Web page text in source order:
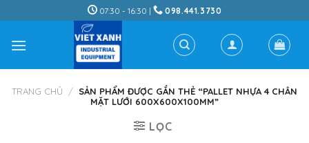
to
content
07:30 - 16:30 | 098.441.3730
TRANG CHỦ / SẢN PHẨM ĐƯỢC GẮN THẺ “PALLET NHỰA 4 CHÂN
MẶT LƯỚI 600X600X100MM”
LỌC